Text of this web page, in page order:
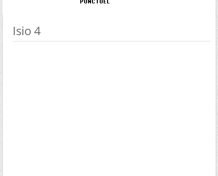
Isio 4